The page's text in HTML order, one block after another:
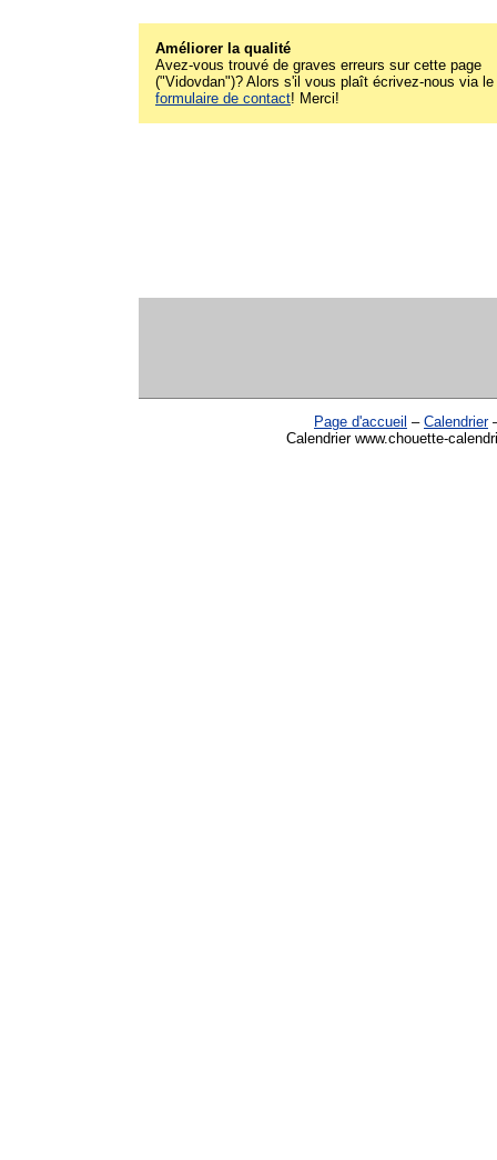
Améliorer la qualité
Avez-vous trouvé de graves erreurs sur cette page
("Vidovdan")? Alors s'il vous plaît écrivez-nous via le
formulaire de contact! Merci!
Page d'accueil – Calendrier
Calendrier www.chouette-